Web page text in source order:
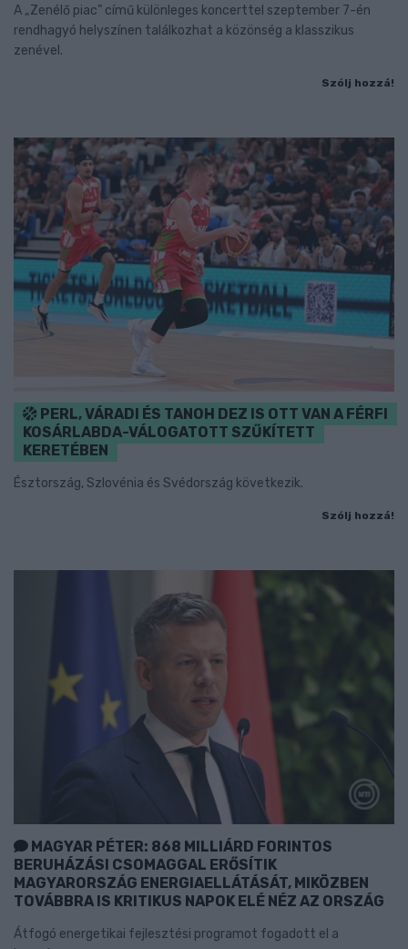
A „Zenélő piac” című különleges koncerttel szeptember 7-én
rendhagyó helyszínen találkozhat a közönség a klasszikus
zenével.
Szólj hozzá!
PERL, VÁRADI ÉS TANOH DEZ IS OTT VAN A FÉRFI
KOSÁRLABDA-VÁLOGATOTT SZŰKÍTETT
KERETÉBEN
Észtország, Szlovénia és Svédország következik.
Szólj hozzá!
MAGYAR PÉTER: 868 MILLIÁRD FORINTOS
BERUHÁZÁSI CSOMAGGAL ERŐSÍTIK
MAGYARORSZÁG ENERGIAELLÁTÁSÁT, MIKÖZBEN
TOVÁBBRA IS KRITIKUS NAPOK ELÉ NÉZ AZ ORSZÁG
Átfogó energetikai fejlesztési programot fogadott el a